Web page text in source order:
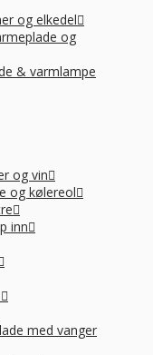
og elkedel
og
& varmlampe
og vin
og kølereol
inn
med vanger